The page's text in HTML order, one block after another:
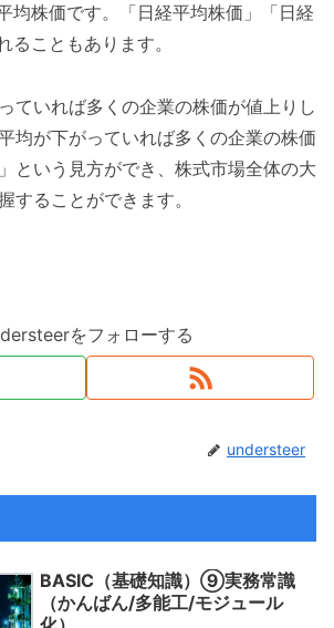
均株価です。「日経平均株価」「日経
こともあります。
ていれば多くの企業の株価が値上りし
均が下がっていれば多くの企業の株価
という見方ができ、株式市場全体の大
することができます。
をフォローする
understeer
BASIC（基礎知識）⑨実務常識
（かんばん/多能工/モジュール